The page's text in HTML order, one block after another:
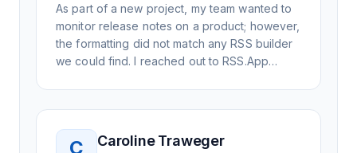
As part of a new project, my team wanted to
monitor release notes on a product; however,
the formatting did not match any RSS builder
we could find. I reached out to RSS.App
day, but I spoke to someone who was
knowledgeable, kind, and clearly wanted to
understand the issue. It has been a few
C Caroline Traweger